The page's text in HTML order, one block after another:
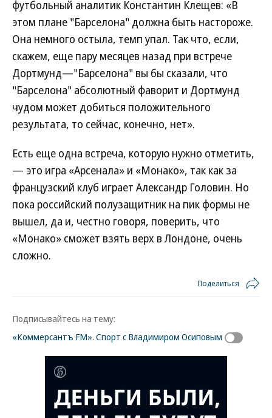
футбольный аналитик Константин Клещев: «В
этом плане "Барселона" должна быть настороже.
Она немного остыла, темп упал. Так что, если,
скажем, еще пару месяцев назад при встрече
Дортмунд—"Барселона" вы бы сказали, что
"Барселона" абсолютный фаворит и Дортмунд
чудом может добиться положительного
результата, то сейчас, конечно, нет».
Есть еще одна встреча, которую нужно отметить,
— это игра «Арсенала» и «Монако», так как за
французский клуб играет Александр Головин. Но
пока российский полузащитник на пик формы не
вышел, да и, честно говоря, поверить, что
«Монако» сможет взять верх в Лондоне, очень
сложно.
Поделиться
Подписывайтесь на тему:
«Коммерсантъ FM». Спорт с Владимиром Осиповым